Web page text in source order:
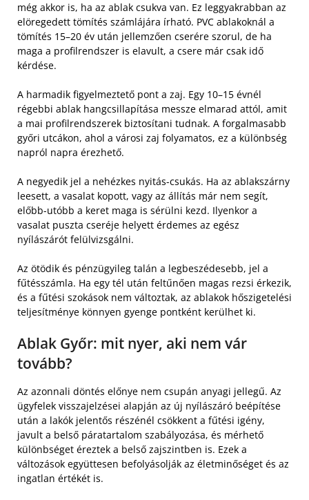
még akkor is, ha az ablak csukva van. Ez leggyakrabban az
elöregedett tömítés számlájára írható. PVC ablakoknál a
tömítés 15–20 év után jellemzően cserére szorul, de ha
maga a profilrendszer is elavult, a csere már csak idő
kérdése.
A harmadik figyelmeztető pont a zaj. Egy 10–15 évnél
régebbi ablak hangcsillapítása messze elmarad attól, amit
a mai profilrendszerek biztosítani tudnak. A forgalmasabb
győri utcákon, ahol a városi zaj folyamatos, ez a különbség
napról napra érezhető.
A negyedik jel a nehézkes nyitás-csukás. Ha az ablakszárny
leesett, a vasalat kopott, vagy az állítás már nem segít,
előbb-utóbb a keret maga is sérülni kezd. Ilyenkor a
vasalat puszta cseréje helyett érdemes az egész
nyílászárót felülvizsgálni.
Az ötödik és pénzügyileg talán a legbeszédesebb, jel a
fűtésszámla. Ha egy tél után feltűnően magas rezsi érkezik,
és a fűtési szokások nem változtak, az ablakok hőszigetelési
teljesítménye könnyen gyenge pontként kerülhet ki.
Ablak Győr: mit nyer, aki nem vár
tovább?
Az azonnali döntés előnye nem csupán anyagi jellegű. Az
ügyfelek visszajelzései alapján az új nyílászáró beépítése
után a lakók jelentős részénél csökkent a fűtési igény,
javult a belső páratartalom szabályozása, és mérhető
különbséget éreztek a belső zajszintben is. Ezek a
változások együttesen befolyásolják az életminőséget és az
ingatlan értékét is.